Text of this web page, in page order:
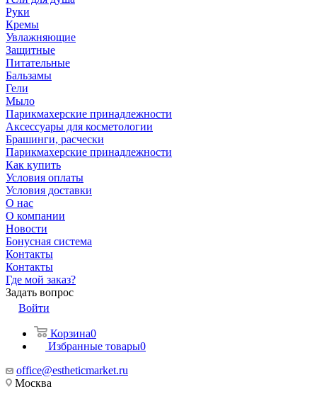
Руки
Кремы
Увлажняющие
Защитные
Питательные
Бальзамы
Гели
Мыло
Парикмахерские принадлежности
Аксессуары для косметологии
Брашинги, расчески
Парикмахерские принадлежности
Как купить
Условия оплаты
Условия доставки
О нас
О компании
Новости
Бонусная система
Контакты
Контакты
Где мой заказ?
Задать вопрос
Войти
Корзина0
Избранные товары0
office@estheticmarket.ru
Москва